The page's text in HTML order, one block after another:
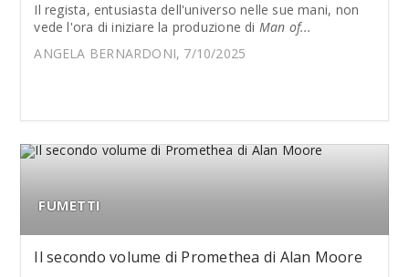
Il regista, entusiasta dell'universo nelle sue mani, non
vede l'ora di iniziare la produzione di Man of...
ANGELA BERNARDONI, 7/10/2025
FUMETTI
Il secondo volume di Promethea di Alan Moore